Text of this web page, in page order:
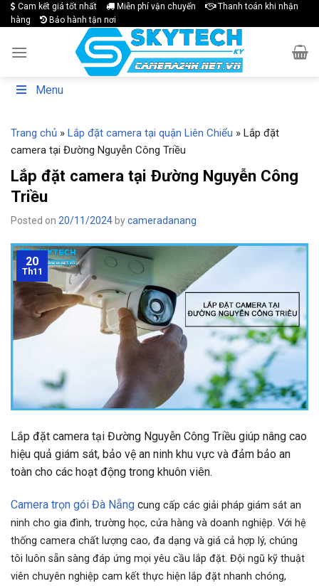
Skip
to
Cam kết giá tốt nhất Miễn phí vận chuyển
Thanh toán khi nhận
hàng
Bảo hành tận nơi
Menu
Trang chủ » Lắp đặt camera tại quận Liên Chiểu » Lắp đặt
camera tại Đường Nguyễn Công Triều
Lắp đặt camera tại Đường Nguyễn Công
Triều
Posted on 20/11/2024 bycameradanang
20
Th11
Lắp đặt camera tại Đường Nguyễn Công Triều giúp nâng cao
hiệu quả giám sát, bảo vệ an ninh khu vực và đảm bảo an
toàn cho các hoạt động trong khuôn viên.
Camera trọn gói Đà Nẵng cung cấp các giải pháp giám sát an
ninh cho gia đình, trường học, cửa hàng và doanh nghiệp. Với hệ
thống camera chất lượng cao, đa dạng và giá cả hợp lý, chúng
tôi luôn sẵn sàng đáp ứng mọi yêu cầu lắp đặt. Đội ngũ kỹ thuật
viên chuyên nghiệp cam kết thực hiện lắp đặt nhanh chóng,